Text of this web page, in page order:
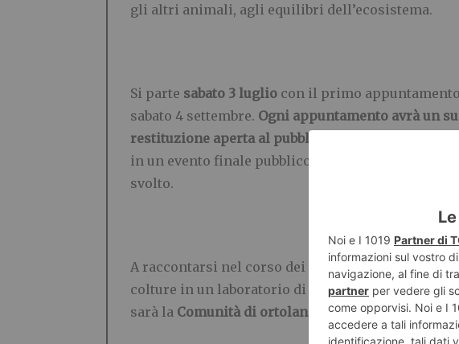
gli altri animali, agli equilibri dell’ecosistema.
Si parte sabato 3 luglio con il primo
sabato 4 settembre. Ogni appuntamento avrà un
restituzione aperta al pubblico dell’indagine
in un evento finale pubblico in programma a metà
svolto.
A raccontarsi nel corso dei quattroappuntamenti,
colture in un laboratorio di espressione libera
sarà la Comunità di ortolani diOrti Generalisotto